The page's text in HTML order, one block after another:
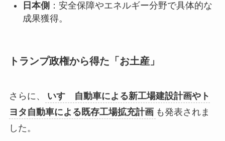
日本側 ：安全保障やエネルギー分野で具体的な
成果獲得。
トランプ政権から得た「お土産」
さらに、
いすゞ自動車による新工場建設計画やト
ヨタ自動車による既存工場拡充計画 も発表されま
した。